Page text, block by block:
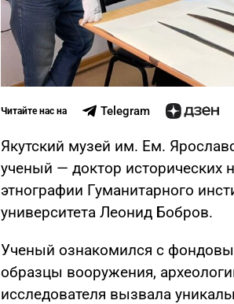
Читайте нас на Telegram
Якутский музей им. Ем.
ученый — доктор исторических
этнографии Гуманитарного
университета Леонид Бобров.
Ученый ознакомился с
образцы вооружения,
исследователя вызвала